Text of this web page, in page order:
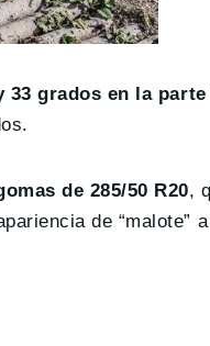
33 grados en la
de 285/50 R20,
de “malote”